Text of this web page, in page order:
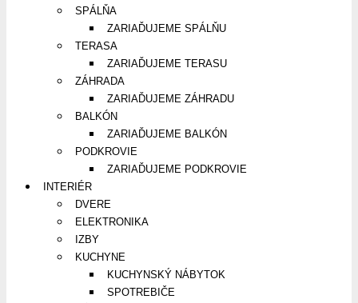
SPÁLŇA
ZARIAĎUJEME SPÁLŇU
TERASA
ZARIAĎUJEME TERASU
ZÁHRADA
ZARIAĎUJEME ZÁHRADU
BALKÓN
ZARIAĎUJEME BALKÓN
PODKROVIE
ZARIAĎUJEME PODKROVIE
INTERIÉR
DVERE
ELEKTRONIKA
IZBY
KUCHYNE
KUCHYNSKÝ NÁBYTOK
SPOTREBIČE